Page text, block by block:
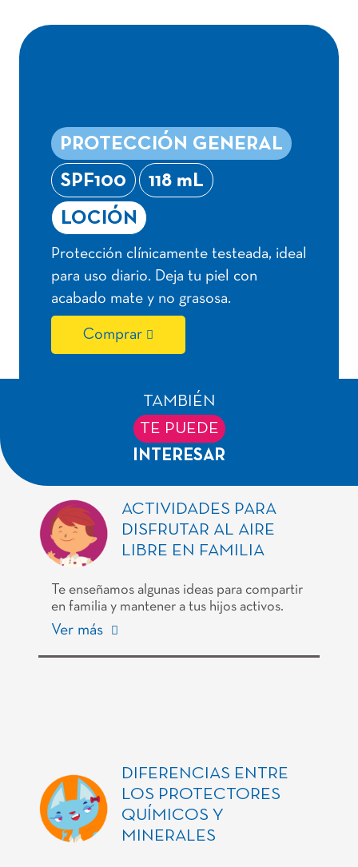
PROTECCIÓN GENERAL
SPF100
118 mL
LOCIÓN
Protección clínicamente testeada, ideal
para uso diario. Deja tu piel con
acabado mate y no grasosa.
Comprar
TAMBIÉN
TE PUEDE
INTERESAR
ACTIVIDADES PARA
DISFRUTAR AL AIRE
LIBRE EN FAMILIA
Te enseñamos algunas ideas para compartir
en familia y mantener a tus hijos activos.
Ver más
DIFERENCIAS ENTRE
LOS PROTECTORES
QUÍMICOS Y
MINERALES